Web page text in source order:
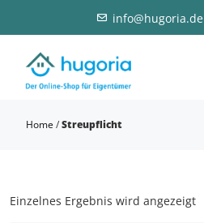
info@hugoria.de
Home /Streupflicht
Einzelnes Ergebnis wird angezeigt